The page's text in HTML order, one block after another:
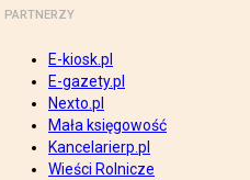
PARTNERZY
E-kiosk.pl
E-gazety.pl
Nexto.pl
Mała księgowość
Kancelarierp.pl
Wieści Rolnicze